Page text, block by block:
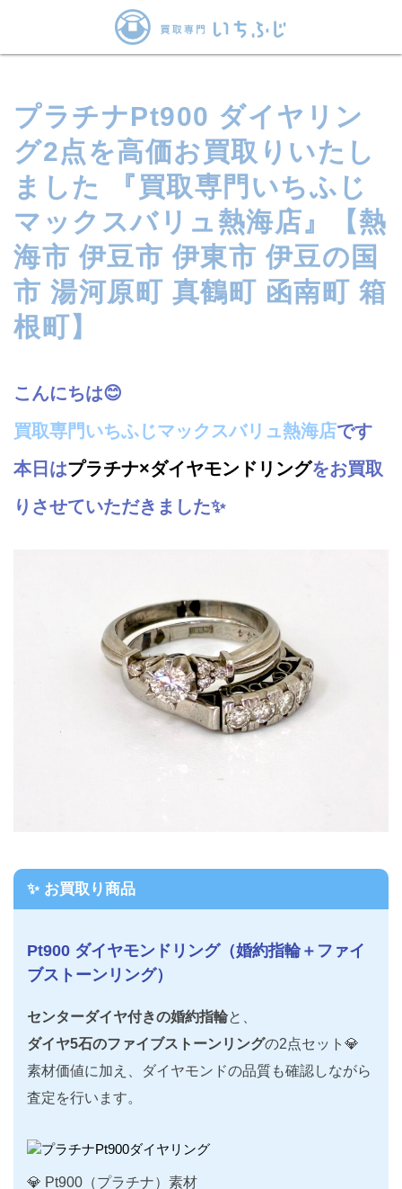
プラチナPt900 ダイヤリン
グ2点を高価お買取りいたし
ました 『買取専門いちふじ
マックスバリュ熱海店』【熱
海市 伊豆市 伊東市 伊豆の国
市 湯河原町 真鶴町 函南町 箱
根町】
こんにちは😊
買取専門いちふじマックスバリュ熱海店です
本日はプラチナ×ダイヤモンドリングをお買取
りさせていただきました✨
✨ お買取り商品
Pt900 ダイヤモンドリング（婚約指輪＋ファイ
ブストーンリング）
センターダイヤ付きの婚約指輪と、
ダイヤ5石のファイブストーンリングの2点セット💎
素材価値に加え、ダイヤモンドの品質も確認しながら
査定を行います。
💎 Pt900（プラチナ）素材